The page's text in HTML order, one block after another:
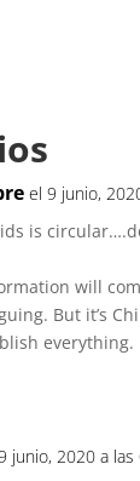
el 9 junio,
is
will
But it’s
everything.
junio, 2020 a las